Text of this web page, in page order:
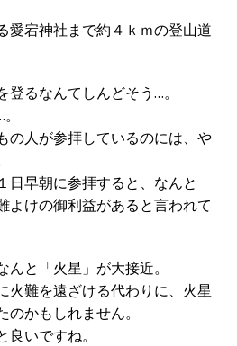
愛宕神社まで約４ｋｍの登山道
るなんてしんどそう…。
の人が参拝しているのには、や
日早朝に参拝すると、なんと
よけの御利益があると言われて
と「火星」が大接近。
火難を遠ざける代わりに、火星
かもしれません。
いですね。